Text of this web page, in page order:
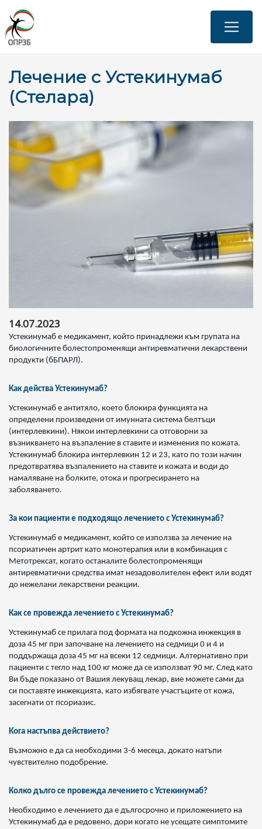
Лечение с Устекинумаб
(Стелара)
14.07.2023
Устекинумаб е медикамент, който принадлежи към групата на
биологичните болестопроменящи антиревматични лекарствени
продукти (бБПАРЛ).
Как действа Устекинумаб?
Устекинумаб е антитяло, което блокира функцията на
определени произведени от имунната система белтъци
(интерлевкини). Някои интерлевкини са отговорни за
възникването на възпаление в ставите и изменения по кожата.
Устекинумаб блокира интерлевкин 12 и 23, като по този начин
предотвратява възпалението на ставите и кожата и води до
намаляване на болките, отока и прогресирането на
заболяването.
За кои пациенти е подходящо лечението с Устекинумаб?
Устекинумаб е медикамент, който се използва за лечение на
псориатичен артрит като монотерапия или в комбинация с
Метотрексат, когато останалите болестопроменящи
антиревматични средства имат незадоволителен ефект или водят
до нежелани лекарствени реакции.
Как се провежда лечението с Устекинумаб?
Устекинумаб се прилага под формата на подкожна инжекция в
доза 45 мг при започване на лечението на седмици 0 и 4 и
поддържаща доза 45 мг на всеки 12 седмици. Алтернативно при
пациенти с тегло над 100 кг може да се използват 90 мг. След като
Ви бъде показано от Вашия лекуващ лекар, вие можете сами да
си поставяте инжекцията, като избягвате участъците от кожа,
засегнати от псориазис.
Кога настъпва действието?
Възможно е да са необходими 3-6 месеца, докато натъпи
чувствително подобрение.
Колко дълго се провежда лечението с Устекинумаб?
Необходимо е лечението да е дългосрочно и приложението на
Устекинумаб да е редовено, дори когато не усещате симптомите